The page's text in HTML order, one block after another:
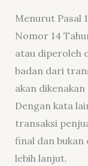
Menurut Pasal
Nomor 14
atau diperoleh
badan dari
akan
Dengan kata
transaksi
final dan
lebih lanjut.